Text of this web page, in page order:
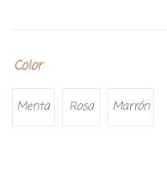
Color
Menta Rosa Marrón